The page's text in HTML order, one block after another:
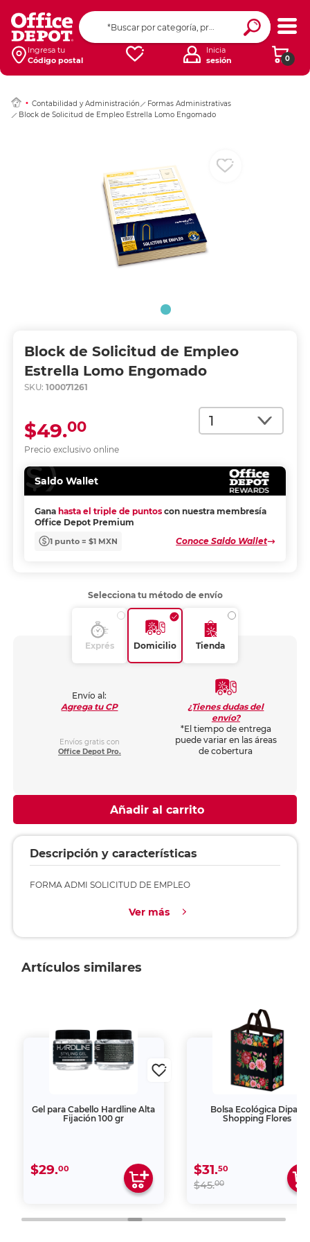
Ingresa tu
Código postal
0
Inicia
sesión
Contabilidad y Administración
Formas Administrativas
Block de Solicitud de Empleo Estrella Lomo Engomado
Block de Solicitud de Empleo
Estrella Lomo Engomado
SKU: 100071261
Cantidad
Precio exclusivo online
$49.00
Saldo Wallet
Gana hasta el triple de puntos con nuestra membresía
Office Depot Premium
1 punto = $1 MXN Conoce Saldo Wallet
Ingresar Codigo
Selecciona tu método de envío
Exprés Domicilio Tienda
Envío al:
Agrega tu CP
Envíos gratis con
Office Depot Pro.
¿Tienes dudas del
envío?
*El tiempo de entrega
puede variar en las áreas
de cobertura
Añadir al carrito
Descripción y características
FORMA ADMI SOLICITUD DE EMPLEO
Ver más
Artículos similares
Gel para Cabello Hardline Alta
Fijación 100 gr
$29.00
Bolsa Ecológica Dipak
Shopping Flores
$31.50
$45.00